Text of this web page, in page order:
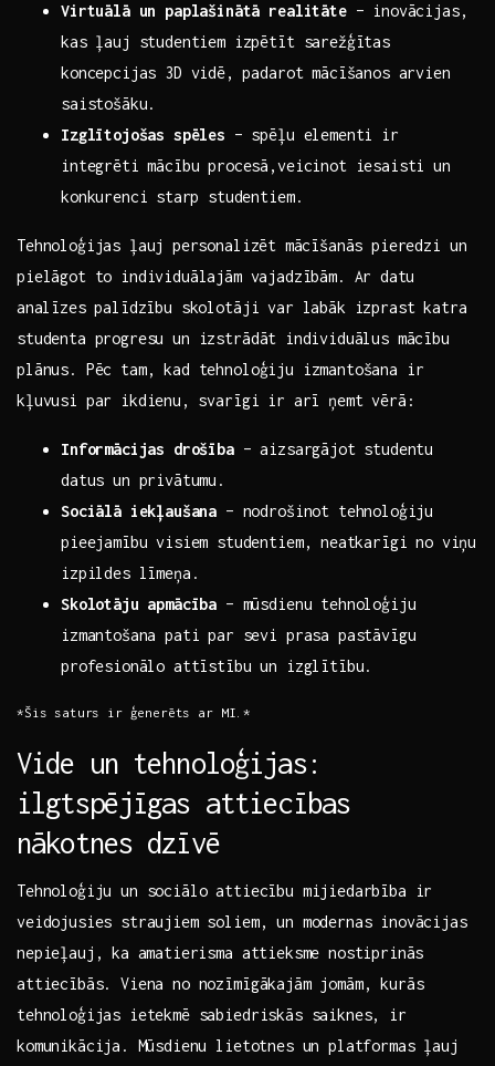
Virtuālā un ‍paplašinātā ‍realitāte– inovācijas,
kas ļauj studentiem izpētīt ‍sarežģītas
koncepcijas 3D vidē,⁣ padarot‍ mācīšanos arvien
saistošāku.
Izglītojošas spēles – spēļu elementi⁤ ir
integrēti ‌mācību‌ procesā,veicinot iesaisti un
konkurenci ⁢starp ​studentiem.
Tehnoloģijas ļauj ⁣personalizēt⁢ mācīšanās pieredzi un
pielāgot‍ to individuālajām ⁢vajadzībām. Ar ⁤datu
⁣analīzes palīdzību skolotāji var labāk izprast katra
studenta progresu un izstrādāt⁤ individuālus mācību
plānus. Pēc tam, kad tehnoloģiju izmantošana ir
kļuvusi par ikdienu, ⁢svarīgi ir arī ņemt vērā:
Informācijas drošība– aizsargājot studentu
datus un privātumu.
Sociālā iekļaušana – nodrošinot tehnoloģiju
pieejamību visiem‌ studentiem, ⁤neatkarīgi no viņu
izpildes līmeņa.
Skolotāju apmācība – mūsdienu tehnoloģiju
izmantošana pati par sevi prasa pastāvīgu
profesionālo attīstību un izglītību.
*Šis saturs ir ģenerēts ar MI.*
Vide un tehnoloģijas:
ilgtspējīgas attiecības
nākotnes dzīvē
Tehnoloģiju‍ un sociālo attiecību mijiedarbība ir
veidojusies straujiem‌ soliem, un modernas inovācijas
nepieļauj,⁣ ka amatierisma attieksme nostiprinās
attiecībās. Viena no nozīmīgākajām ‌jomām, kurās
tehnoloģijas ietekmē sabiedriskās saiknes, ir
komunikācija. ⁣Mūsdienu lietotnes un platformas ļauj